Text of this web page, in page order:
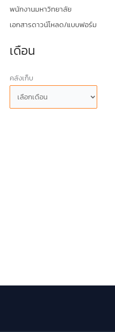
พนักงานมหาวิทยาลัย
เอกสารดาวน์โหลด/แบบฟอร์ม
เดือน
คลังเก็บ